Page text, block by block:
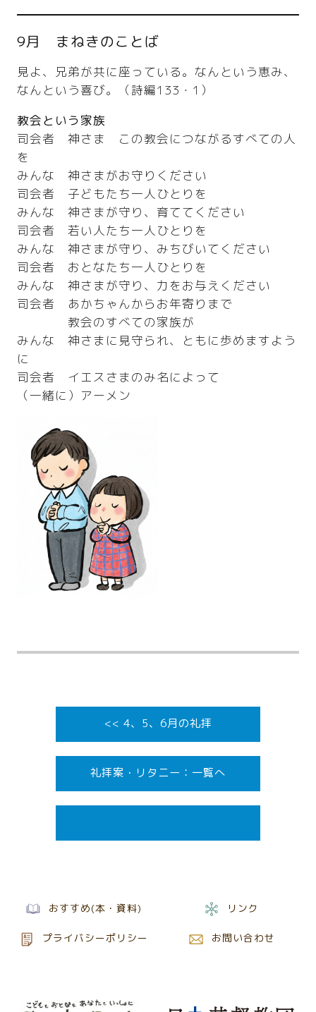
9月 まねきのことば
見よ、兄弟が共に座っている。なんという恵み、
なんという喜び。（詩編133・1）
教会という家族
司会者 神さま この教会につながるすべての人
を
みんな 神さまがお守りください
司会者 子どもたち一人ひとりを
みんな 神さまが守り、育ててください
司会者 若い人たち一人ひとりを
みんな 神さまが守り、みちびいてください
司会者 おとなたち一人ひとりを
みんな 神さまが守り、力をお与えください
司会者 あかちゃんからお年寄りまで
教会のすべての家族が
みんな 神さまに見守られ、ともに歩めますよう
に
司会者 イエスさまのみ名によって
（一緒に）アーメン
<< 4、5、6月の礼拝
礼拝案・リタニー
おすすめ(本・資料) リンク
プライバシーポリシー お問い合わせ